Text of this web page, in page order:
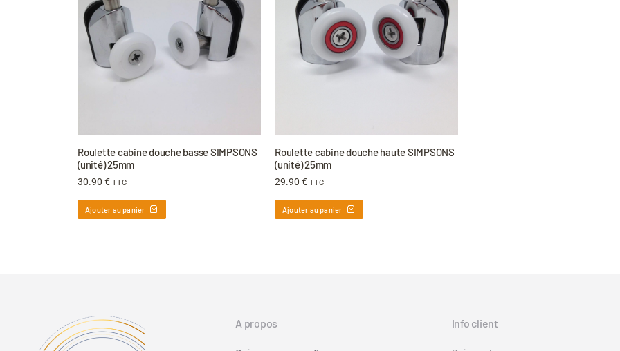
Roulette cabine douche basse SIMPSONS
(unité) 25mm
30.90 € TTC
Ajouter au panier
Roulette cabine douche haute SIMPSONS
(unité) 25mm
29.90 € TTC
Ajouter au panier
A propos Info client